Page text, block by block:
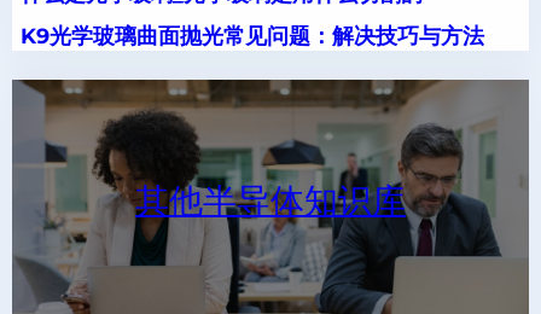
K9光学玻璃曲面抛光常见问题：解决技巧与方法
其他半导体知识库